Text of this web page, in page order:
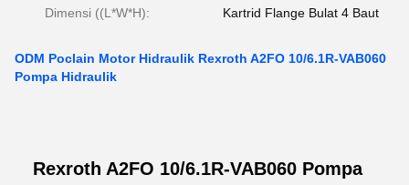
Dimensi ((L*W*H): Kartrid Flange Bulat 4 Baut
ODM Poclain Motor Hidraulik Rexroth A2FO 10/6.1R-VAB060
Pompa Hidraulik
Rexroth A2FO 10/6.1R-VAB060 Pompa